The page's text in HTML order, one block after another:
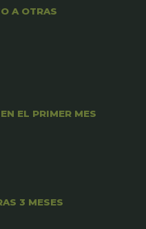
A OTRAS
EL PRIMER MES
3 MESES